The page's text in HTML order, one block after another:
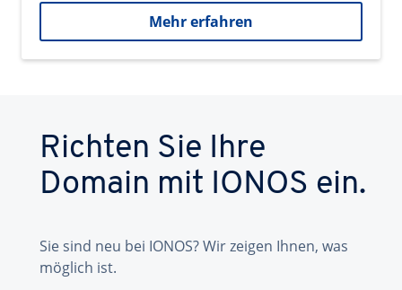
Mehr erfahren
Richten Sie Ihre
Domain mit IONOS ein.
Sie sind neu bei IONOS? Wir zeigen Ihnen, was
möglich ist.